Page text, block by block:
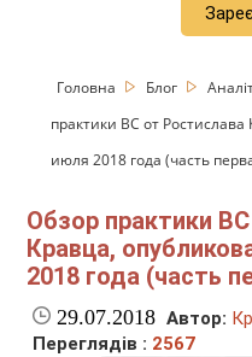
Головна Блог
практики ВС от
июля 2018 года (часть
Обзор практики
Кравца,
2018 года (часть
29.07.2018 Автор:
Переглядів : 2567